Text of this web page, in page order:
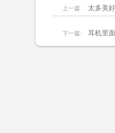
上一篇: 太多美
下一篇: 耳机里